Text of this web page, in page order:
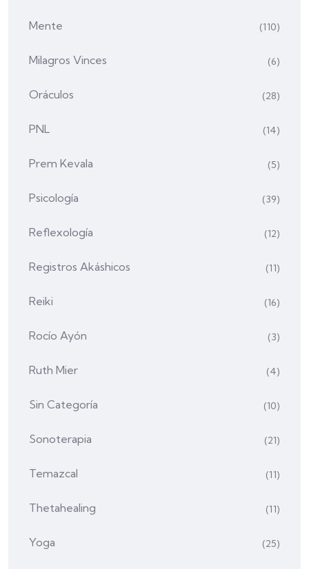
Mente (110)
Milagros Vinces (6)
Oráculos (28)
PNL (14)
Prem Kevala (5)
Psicología (39)
Reflexología (12)
Registros Akáshicos (11)
Reiki (16)
Rocío Ayón (3)
Ruth Mier (4)
Sin Categoría (10)
Sonoterapia (21)
Temazcal (11)
Thetahealing (11)
Yoga (25)